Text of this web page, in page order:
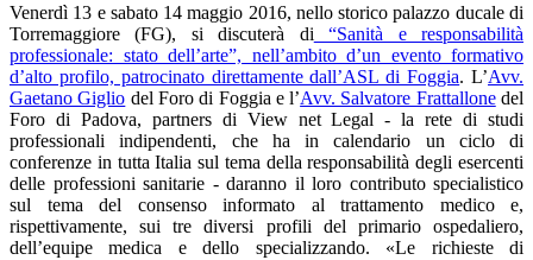
Venerdì 13 e sabato 14 maggio 2016, nello storico palazzo ducale di
Torremaggiore (FG), si discuterà di “Sanità e responsabilità
professionale: stato dell’arte”, nell’ambito d’un evento formativo
d’alto profilo, patrocinato direttamente dall’ASL di Foggia. L’Avv.
Gaetano Giglio del Foro di Foggia e l’Avv. Salvatore Frattallonedel
Foro di Padova, partners di View net Legal - la rete di studi
professionali indipendenti, che ha in calendario un ciclo di
conferenze in tutta Italia sul tema della responsabilità degli esercenti
delle professioni sanitarie - daranno il loro contributo specialistico
sul tema del consenso informato al trattamento medico e,
rispettivamente, sui tre diversi profili del primario ospedaliero,
dell’equipe medica e dello specializzando. «Le richieste di